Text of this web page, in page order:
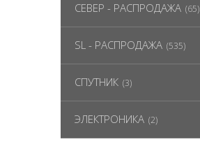
СЕВЕР - РАСПРОДАЖА (65)
SL - РАСПРОДАЖА (535)
СПУТНИК (3)
ЭЛЕКТРОНИКА (2)